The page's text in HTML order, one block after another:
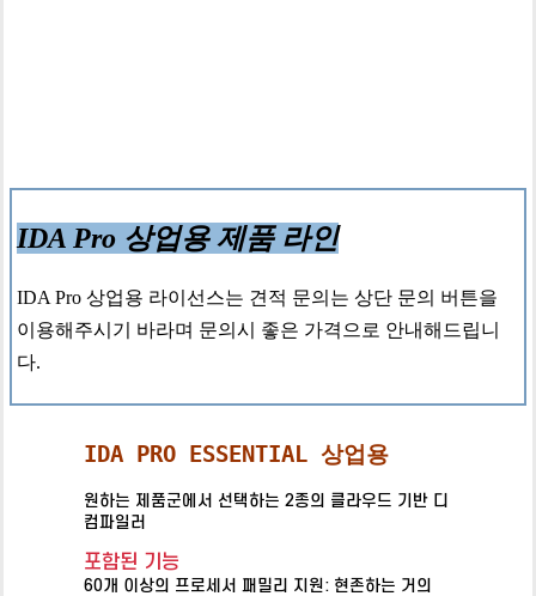
IDA Pro 상업용 제품 라인
IDA Pro 상업용 라이선스는 견적 문의는 상단 문의 버튼을
이용해주시기 바라며 문의시 좋은 가격으로 안내해드립니
다.
IDA PRO ESSENTIAL 상업용
원하는 제품군에서 선택하는 2종의 클라우드 기반 디
컴파일러
포함된 기능
60개 이상의 프로세서 패밀리 지원: 현존하는 거의